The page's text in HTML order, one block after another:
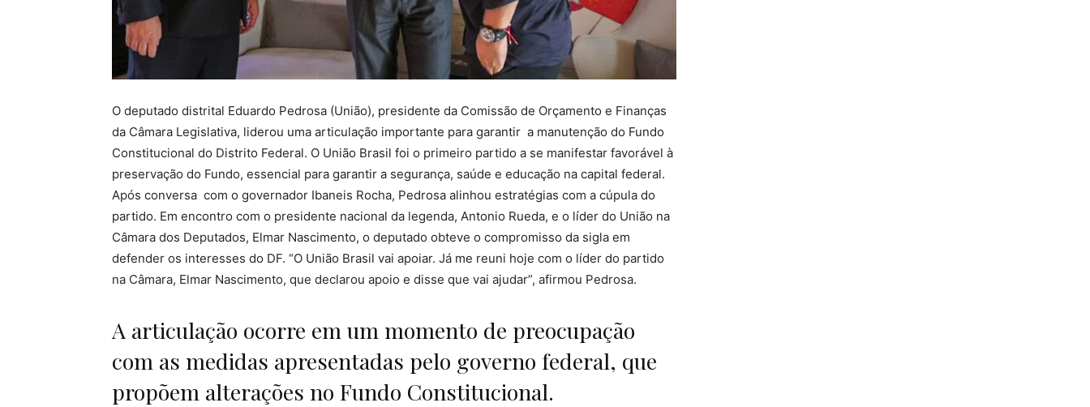
O deputado distrital Eduardo Pedrosa (União), presidente da Comissão de Orçamento e Finanças
da Câmara Legislativa, liderou uma articulação importante para garantir a manutenção do Fundo
Constitucional do Distrito Federal. O União Brasil foi o primeiro partido a se manifestar favorável à
preservação do Fundo, essencial para garantir a segurança, saúde e educação na capital federal.
Após conversa com o governador Ibaneis Rocha, Pedrosa alinhou estratégias com a cúpula do
partido. Em encontro com o presidente nacional da legenda, Antonio Rueda, e o líder do União na
Câmara dos Deputados, Elmar Nascimento, o deputado obteve o compromisso da sigla em
defender os interesses do DF. “O União Brasil vai apoiar. Já me reuni hoje com o líder do partido
na Câmara, Elmar Nascimento, que declarou apoio e disse que vai ajudar”, afirmou Pedrosa.
A articulação ocorre em um momento de preocupação
com as medidas apresentadas pelo governo federal, que
propõem alterações no Fundo Constitucional.